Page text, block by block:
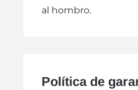
al hombro.
Política de